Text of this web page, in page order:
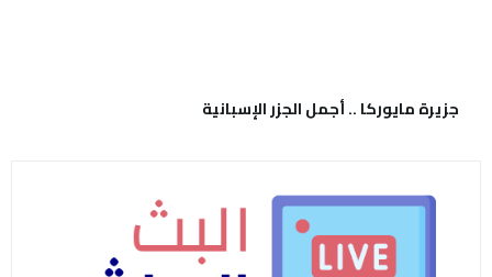
جزيرة مايوركا .. أجمل الجزر الإسبانية